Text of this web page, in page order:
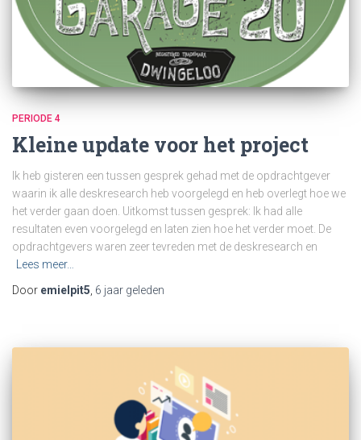
PERIODE 4
Kleine update voor het project
Ik heb gisteren een tussen gesprek gehad met de opdrachtgever
waarin ik alle deskresearch heb voorgelegd en heb overlegt hoe we
het verder gaan doen. Uitkomst tussen gesprek: Ik had alle
resultaten even voorgelegd en laten zien hoe het verder moet. De
opdrachtgevers waren zeer tevreden met de deskresearch en
Lees meer…
Door emielpit5 6 jaar geleden